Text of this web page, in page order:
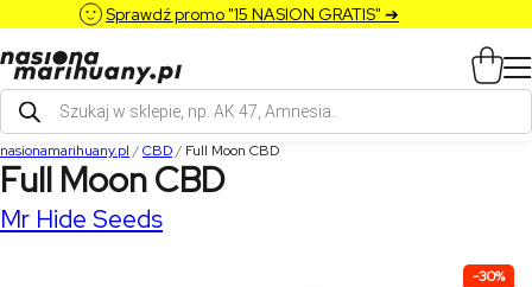
Sprawdź promo "15 NASION GRATIS" ➔
Wyszukiwarka
produktów
nasionamarihuany.pl /CBD/ Full Moon CBD
Full Moon CBD
Mr Hide Seeds
-30%